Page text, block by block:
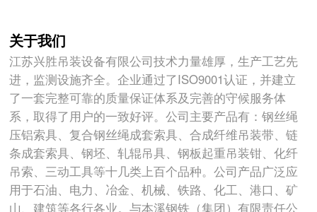
关于我们
江苏兴胜吊装设备有限公司技术力量雄厚，生产工艺先
进，监测设施齐全。企业通过了ISO9001认证，并建立
了一套完整可靠的质量保证体系及完善的守候服务体
系，取得了用户的一致好评。公司主要产品有：钢丝绳
压铝索具、复合钢丝绳成套索具、合成纤维吊装带、链
条成套索具、钢坯、轧辊吊具、钢板起重吊装钳、化纤
吊索、三动工具等十几类上百个品种。公司产品广泛应
用于石油、电力、冶金、机械、铁路、化工、港口、矿
山、建筑等各行各业。与本溪钢铁（集团）有限责任公